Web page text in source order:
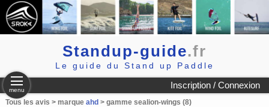
Standup-guide.fr
Le guide du Stand up Paddle
Inscription / Connexion
menu
Tous les avis > marque ahd > gamme sealion-wings (8)